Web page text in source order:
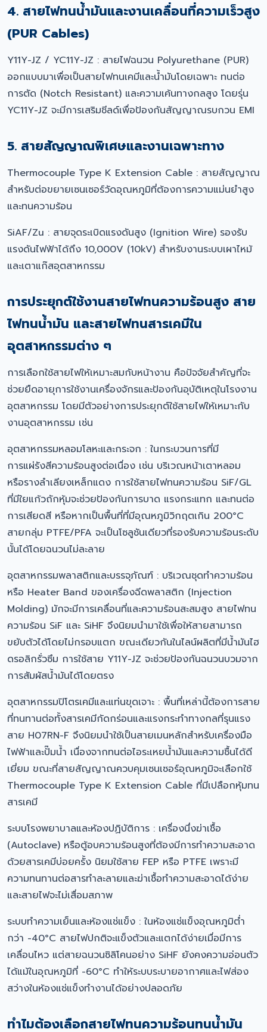
4. สายไฟทนน้ำมันและงานเคลื่อนที่ความเร็วสูง
(PUR Cables)
Y11Y-JZ / YC11Y-JZ : สายไฟฉนวน Polyurethane (PUR)
ออกแบบมาเพื่อเป็นสายไฟทนเคมีและน้ำมันโดยเฉพาะ ทนต่อ
การตัด (Notch Resistant) และความเค้นทางกลสูง โดยรุ่น
YC11Y-JZ จะมีการเสริมชีลด์เพื่อป้องกันสัญญาณรบกวน EMI
5. สายสัญญาณพิเศษและงานเฉพาะทาง
Thermocouple Type K Extension Cable : สายสัญญาณ
สำหรับต่อขยายเซนเซอร์วัดอุณหภูมิที่ต้องการความแม่นยำสูง
และทนความร้อน
SiAF/Zu : สายจุดระเบิดแรงดันสูง (Ignition Wire) รองรับ
แรงดันไฟฟ้าได้ถึง 10,000V (10kV) สำหรับงานระบบเผาไหม้
และเตาแก๊สอุตสาหกรรม
การประยุกต์ใช้งานสายไฟทนความร้อนสูง สาย
ไฟทนน้ำมัน และสายไฟทนสารเคมีใน
อุตสาหกรรมต่าง ๆ
การเลือกใช้สายไฟให้เหมาะสมกับหน้างาน คือปัจจัยสำคัญที่จะ
ช่วยยืดอายุการใช้งานเครื่องจักรและป้องกันอุบัติเหตุในโรงงาน
อุตสาหกรรม โดยมีตัวอย่างการประยุกต์ใช้สายไฟให้เหมาะกับ
งานอุตสาหกรรม เช่น
อุตสาหกรรมหลอมโลหะและกระจก : ในกระบวนการที่มี
การแผ่รังสีความร้อนสูงต่อเนื่อง เช่น บริเวณหน้าเตาหลอม
หรือรางลำเลียงเหล็กแดง การใช้สายไฟทนความร้อน SiF/GL
ที่มีใยแก้วถักหุ้มจะช่วยป้องกันการบาด แรงกระแทก และทนต่อ
การเสียดสี หรือหากเป็นพื้นที่ที่มีอุณหภูมิวิกฤตเกิน 200°C
สายกลุ่ม PTFE/PFA จะเป็นโซลูชันเดียวที่รองรับความร้อนระดับ
นั้นได้โดยฉนวนไม่ละลาย
อุตสาหกรรมพลาสติกและบรรจุภัณฑ์ : บริเวณชุดทำความร้อน
หรือ Heater Band ของเครื่องฉีดพลาสติก (Injection
Molding) มักจะมีการเคลื่อนที่และความร้อนสะสมสูง สายไฟทน
ความร้อน SiF และ SiHF จึงนิยมนำมาใช้เพื่อให้สายสามารถ
ขยับตัวได้โดยไม่กรอบแตก ขณะเดียวกันในไลน์ผลิตที่มีน้ำมันไฮ
ดรอลิกรั่วซึม การใช้สาย Y11Y-JZ จะช่วยป้องกันฉนวนบวมจาก
การสัมผัสน้ำมันได้โดยตรง
อุตสาหกรรมปิโตรเคมีและแท่นขุดเจาะ : พื้นที่เหล่านี้ต้องการสาย
ที่ทนทานต่อทั้งสารเคมีกัดกร่อนและแรงกระทำทางกลที่รุนแรง
สาย H07RN-F จึงนิยมนำใช้เป็นสายเมนหลักสำหรับเครื่องมือ
ไฟฟ้าและปั๊มน้ำ เนื่องจากทนต่อไอระเหยน้ำมันและความชื้นได้ดี
เยี่ยม ขณะที่สายสัญญาณควบคุมเซนเซอร์อุณหภูมิจะเลือกใช้
Thermocouple Type K Extension Cable ที่มีเปลือกหุ้มทน
สารเคมี
ระบบโรงพยาบาลและห้องปฏิบัติการ : เครื่องนึ่งฆ่าเชื้อ
(Autoclave) หรือตู้อบความร้อนสูงที่ต้องมีการทำความสะอาด
ด้วยสารเคมีบ่อยครั้ง นิยมใช้สาย FEP หรือ PTFE เพราะมี
ความทนทานต่อสารทำละลายและฆ่าเชื้อทำความสะอาดได้ง่าย
และสายไฟจะไม่เสื่อมสภาพ
ระบบทำความเย็นและห้องแช่แข็ง : ในห้องแช่แข็งอุณหภูมิต่ำ
กว่า -40°C สายไฟปกติจะแข็งตัวและแตกได้ง่ายเมื่อมีการ
เคลื่อนไหว แต่สายฉนวนซิลิโคนอย่าง SiHF ยังคงความอ่อนตัว
ได้แม้ในอุณหภูมิที่ -60°C ทำให้ระบบระบายอากาศและไฟส่อง
สว่างในห้องแช่แข็งทำงานได้อย่างปลอดภัย
ทำไมต้องเลือกสายไฟทนความร้อนทนน้ำมัน